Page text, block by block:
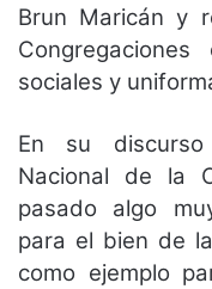
Brun Maricán y
sociales y
En su
Nacional de la
pasado algo
para el bien de
como ejemplo